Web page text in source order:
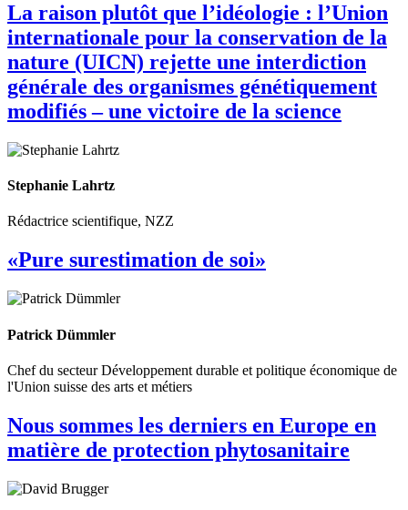
La raison plutôt que l’idéologie : l’Union
internationale pour la conservation de la
nature (UICN) rejette une interdiction
générale des organismes génétiquement
modifiés – une victoire de la science
Stephanie Lahrtz
Rédactrice scientifique, NZZ
«Pure surestimation de soi»
Patrick Dümmler
Chef du secteur Développement durable et politique économique de
l'Union suisse des arts et métiers
Nous sommes les derniers en Europe en
matière de protection phytosanitaire